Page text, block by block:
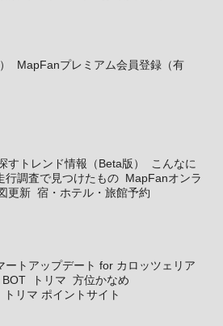
MapFanプレミアム会員登録（有
すトレンド情報（Beta版）
こんなに
行調査で見つけたもの MapFanオンラ
更新 宿・ホテル・旅館予約
ートアップデート for カロッツェリア
トリマ 方位かなめ
トリマ ポイントサイト